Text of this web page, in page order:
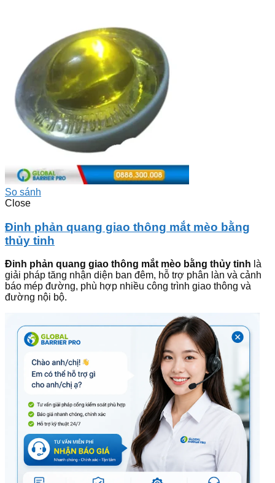
So sánh
Close
Đinh phản quang giao thông mắt mèo bằng
thủy tinh
Đinh phản quang giao thông mắt mèo bằng thủy tinh là
giải pháp tăng nhận diện ban đêm, hỗ trợ phân làn và cảnh
báo mép đường, phù hợp nhiều công trình giao thông và
đường nội bộ.